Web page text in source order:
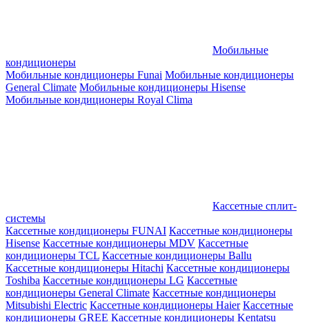
Мобильные
кондиционеры
Мобильные кондиционеры Funai Мобильные кондиционеры
General Climate Мобильные кондиционеры Hisense
Мобильные кондиционеры Royal Clima
Кассетные сплит-
системы
Кассетные кондиционеры FUNAI Кассетные кондиционеры
Hisense Кассетные кондиционеры MDV Кассетные
кондиционеры TCL Кассетные кондиционеры Ballu
Кассетные кондиционеры Hitachi Кассетные кондиционеры
Toshiba Кассетные кондиционеры LG Кассетные
кондиционеры General Climate Кассетные кондиционеры
Mitsubishi Electric Кассетные кондиционеры Haier Кассетные
кондиционеры GREE Кассетные кондиционеры Kentatsu